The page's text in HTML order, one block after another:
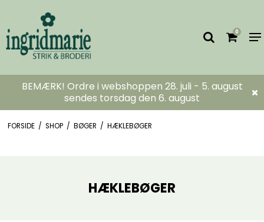
0
BEMÆRK! Ordre i webshoppen 28. juli - 5. august
sendes torsdag den 6. august
FORSIDE / SHOP / BØGER / HÆKLEBØGER
HÆKLEBØGER